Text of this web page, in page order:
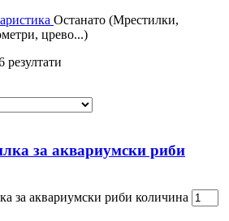
Останато (Мрестилки,
црево...)
за аквариумски риби
за аквариумски риби количина